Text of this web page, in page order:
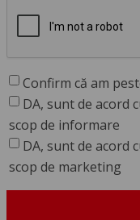
Confirm că am
DA, sunt de acord
scop de informare
DA, sunt de acord
scop de marketing